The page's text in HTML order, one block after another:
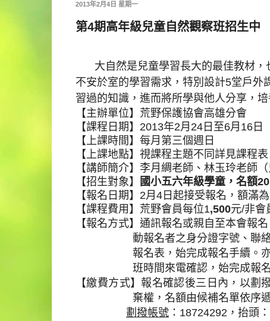
2013年2月4日 星期一
第4期高年級兒童自然觀察班招生中
大自然是兒童學習長大的最佳教材
不安於室的學習需求，特別設計5堂戶外
習過的知識，進而將所學與他人分享，
【主辦單位】荒野保護協會高雄分會
【課程日期】 2013年2月 24 日至6月 16 日
【上課時間】每月第三個週日
【上課地點】視課程主題不同詳見課程表
【講師簡介】李月綢老師、林玉玲老師
【招生對象】
國小五六年級學童，名額20
【報名日期】 2月 4 日起接受報名，額滿
【課程費用】荒野會員每位1,500元/非會
【報名方式】通訊報名或親自至本會報
動報名者之身分證字號、聯
報名表，始完成報名手續。
班時間來電確認，始完成報
【繳費方式】報名確認後三日內，以
棄權，名額由候補名
劃撥帳號 ： 18724292 ，抬頭